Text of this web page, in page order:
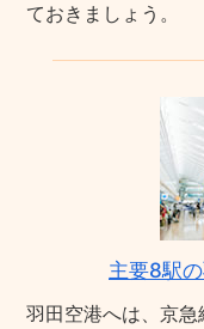
ておきましょう。
主要8駅
羽田空港へは、京